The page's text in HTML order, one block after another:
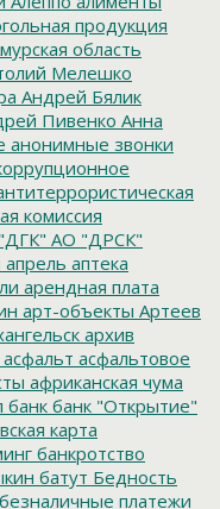
продукция
область
Мелешко
Андрей Бялик
Пивенко Анна
анонимные звонки
комиссия
АО "ДРСК"
апрель аптека
арендная плата
арт-объекты Артеев
архив
асфальт асфальтовое
африканская чума
банк банк "Открытие"
карта
банкротство
батут Бедность
безналичные платежи